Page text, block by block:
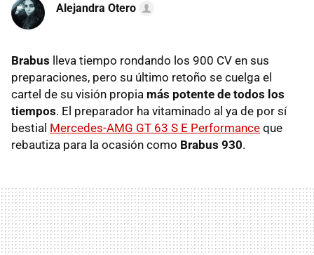
Alejandra Otero
Brabus lleva tiempo rondando los 900 CV en sus
preparaciones, pero su último retoño se cuelga el
cartel de su visión propia más potente de todos los
tiempos. El preparador ha vitaminado al ya de por sí
bestial Mercedes-AMG GT 63 S E Performance que
rebautiza para la ocasión como Brabus 930.